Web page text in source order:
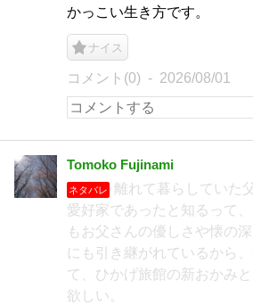
かっこい生き方です。
ナイス
コメント(0) 2026/08/01
Tomoko Fujinami
ネタバレ
離れて暮らしていた
愛好家であったと知るって
もお父さんの優しさや懐の
にも引き継がれているから
て、ひかげ旅館の新おかみ
欲しい。